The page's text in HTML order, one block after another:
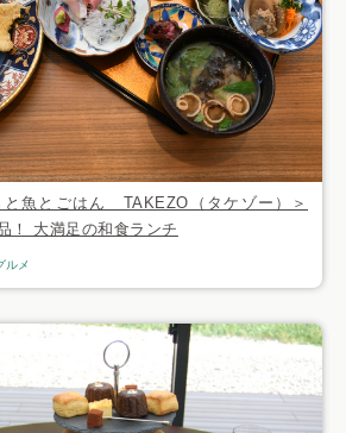
と魚とごはん TAKEZO（タケゾー）＞
！ 大満足の和食ランチ
ルメ